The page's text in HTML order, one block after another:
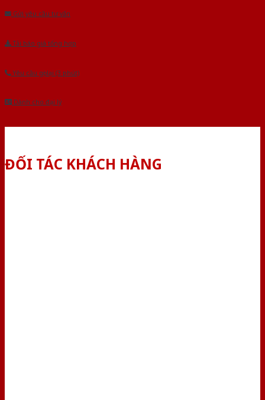
Gửi yêu cầu tư vấn
Tải báo giá tổng hợp
Yêu cầu gọi lại (3 phút)
Dành cho đại lý
ĐỐI TÁC KHÁCH HÀNG